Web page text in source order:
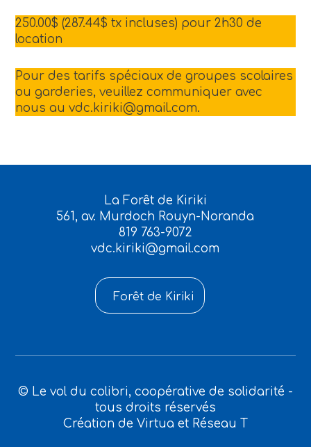
250.00$ (287.44$ tx incluses) pour 2h30 de
location
Pour des tarifs spéciaux de groupes scolaires
ou garderies, veuillez communiquer avec
nous au vdc.kiriki@gmail.com.
La Forêt de Kiriki
561, av. Murdoch Rouyn-Noranda
819 763-9072
vdc.kiriki@gmail.com
Forêt de Kiriki
© Le vol du colibri, coopérative de solidarité -
tous droits réservés
Création de Virtua et Réseau T